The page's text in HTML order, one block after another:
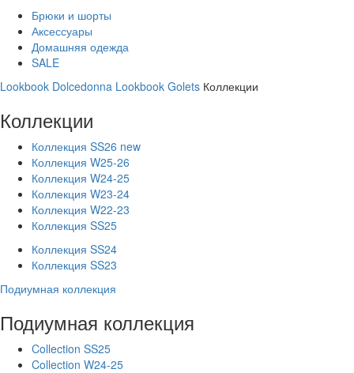
Брюки и шорты
Аксессуары
Домашняя одежда
SALE
Lookbook Dolcedonna Lookbook Golets Коллекции
Коллекции
Коллекция SS26 new
Коллекция W25-26
Коллекция W24-25
Коллекция W23-24
Коллекция W22-23
Коллекция SS25
Коллекция SS24
Коллекция SS23
Подиумная коллекция
Подиумная коллекция
Collection SS25
Collection W24-25